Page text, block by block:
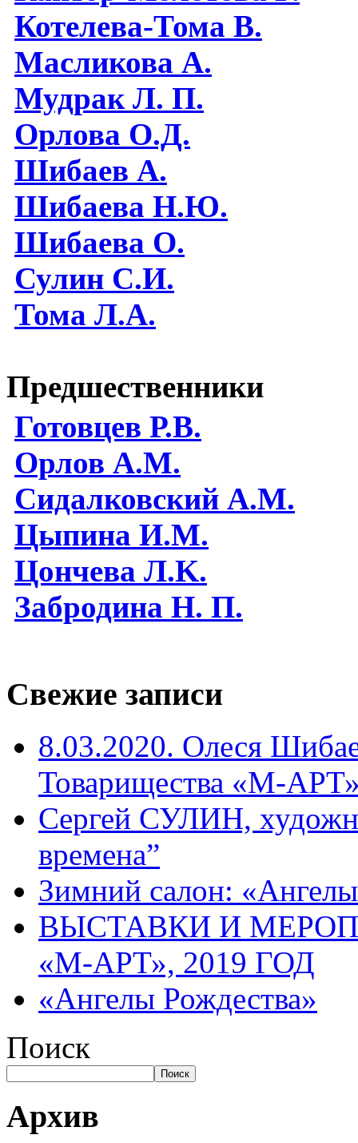
Котелева-Тома В.
Масликова А.
Мудрак Л. П.
Орлова О.Д.
Шибаев А.
Шибаева Н.Ю.
Шибаева O.
Сулин С.И.
Тома Л.А.
Предшественники
Готовцев Р.В.
Орлов А.М.
Сидалковский А.М.
Цыпина И.М.
Цончева Л.K.
Забродина Н. П.
Свежие записи
8.03.2020. Олеся
Товарищества «М-
Сергей СУЛИН,
времена”
Зимний салон:
ВЫСТАВКИ И
«М-АРТ», 2019 ГОД
«Ангелы Рождества»
Поиск
Поиск
Архив